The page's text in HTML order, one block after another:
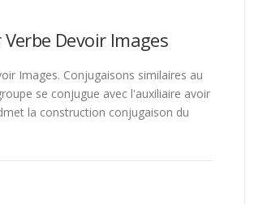
Devoir Images
Images. Conjugaisons similaires au
se conjugue avec l'auxiliaire avoir
la construction conjugaison du